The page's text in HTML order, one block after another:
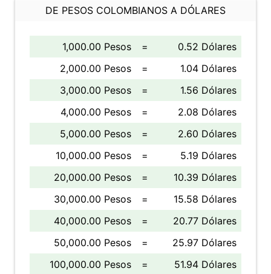
DE PESOS COLOMBIANOS A DÓLARES
1,000.00 Pesos =
0.52 Dólares
2,000.00 Pesos
=
1.04 Dólares
3,000.00 Pesos
=
1.56 Dólares
4,000.00 Pesos
=
2.08 Dólares
5,000.00 Pesos
=
2.60 Dólares
10,000.00 Pesos
=
5.19 Dólares
20,000.00 Pesos
=
10.39 Dólares
30,000.00 Pesos
=
15.58 Dólares
40,000.00 Pesos
=
20.77 Dólares
50,000.00 Pesos
=
25.97 Dólares
100,000.00 Pesos
= 51.94 Dólares